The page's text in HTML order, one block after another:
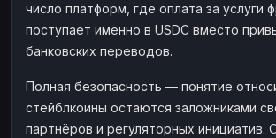
число платформ, где оплата за услуги
поступает именно в USDC вместо
банковских переводов.
Полная безопасность — понятие
стейблкоины остаются заложниками
партнёров и регуляторных инициатив.